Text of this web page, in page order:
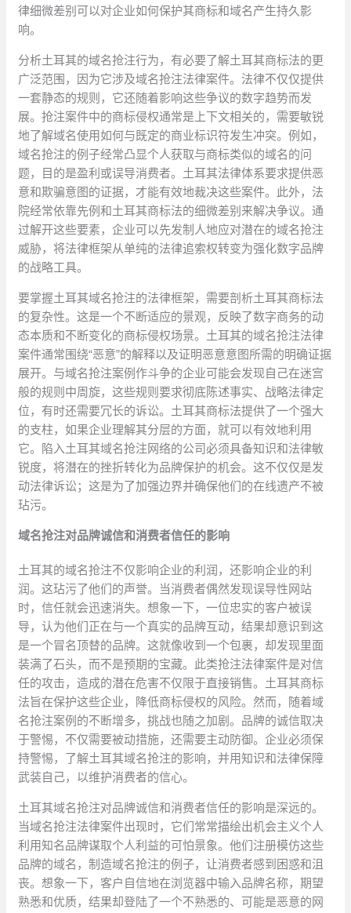
律细微差别可以对企业如何保护其商标和域名产生持久影
响。
分析土耳其的域名抢注行为，有必要了解土耳其商标法的更
广泛范围，因为它涉及域名抢注法律案件。法律不仅仅提供
一套静态的规则，它还随着影响这些争议的数字趋势而发
展。抢注案件中的商标侵权通常是上下文相关的，需要敏锐
地了解域名使用如何与既定的商业标识符发生冲突。例如，
域名抢注的例子经常凸显个人获取与商标类似的域名的问
题，目的是盈利或误导消费者。土耳其法律体系要求提供恶
意和欺骗意图的证据，才能有效地裁决这些案件。此外，法
院经常依靠先例和土耳其商标法的细微差别来解决争议。通
过解开这些要素，企业可以先发制人地应对潜在的域名抢注
威胁，将法律框架从单纯的法律追索权转变为强化数字品牌
的战略工具。
要掌握土耳其域名抢注的法律框架，需要剖析土耳其商标法
的复杂性。这是一个不断适应的景观，反映了数字商务的动
态本质和不断变化的商标侵权场景。土耳其的域名抢注法律
案件通常围绕“恶意”的解释以及证明恶意意图所需的明确证据
展开。与域名抢注案例作斗争的企业可能会发现自己在迷宫
般的规则中周旋，这些规则要求彻底陈述事实、战略法律定
位，有时还需要冗长的诉讼。土耳其商标法提供了一个强大
的支柱，如果企业理解其分层的方面，就可以有效地利用
它。陷入土耳其域名抢注网络的公司必须具备知识和法律敏
锐度，将潜在的挫折转化为品牌保护的机会。这不仅仅是发
动法律诉讼；这是为了加强边界并确保他们的在线遗产不被
玷污。
域名抢注对品牌诚信和消费者信任的影响
土耳其的域名抢注不仅影响企业的利润，还影响企业的利
润。这玷污了他们的声誉。当消费者偶然发现误导性网站
时，信任就会迅速消失。想象一下，一位忠实的客户被误
导，认为他们正在与一个真实的品牌互动，结果却意识到这
是一个冒名顶替的品牌。这就像收到一个包裹，却发现里面
装满了石头，而不是预期的宝藏。此类抢注法律案件是对信
任的攻击，造成的潜在危害不仅限于直接销售。土耳其商标
法旨在保护这些企业，降低商标侵权的风险。然而，随着域
名抢注案例的不断增多，挑战也随之加剧。品牌的诚信取决
于警惕，不仅需要被动措施，还需要主动防御。企业必须保
持警惕，了解土耳其域名抢注的影响，并用知识和法律保障
武装自己，以维护消费者的信心。
土耳其域名抢注对品牌诚信和消费者信任的影响是深远的。
当域名抢注法律案件出现时，它们常常描绘出机会主义个人
利用知名品牌谋取个人利益的可怕景象。他们注册模仿这些
品牌的域名，制造域名抢注的例子，让消费者感到困惑和沮
丧。想象一下，客户自信地在浏览器中输入品牌名称，期望
熟悉和优质，结果却登陆了一个不熟悉的、可能是恶意的网